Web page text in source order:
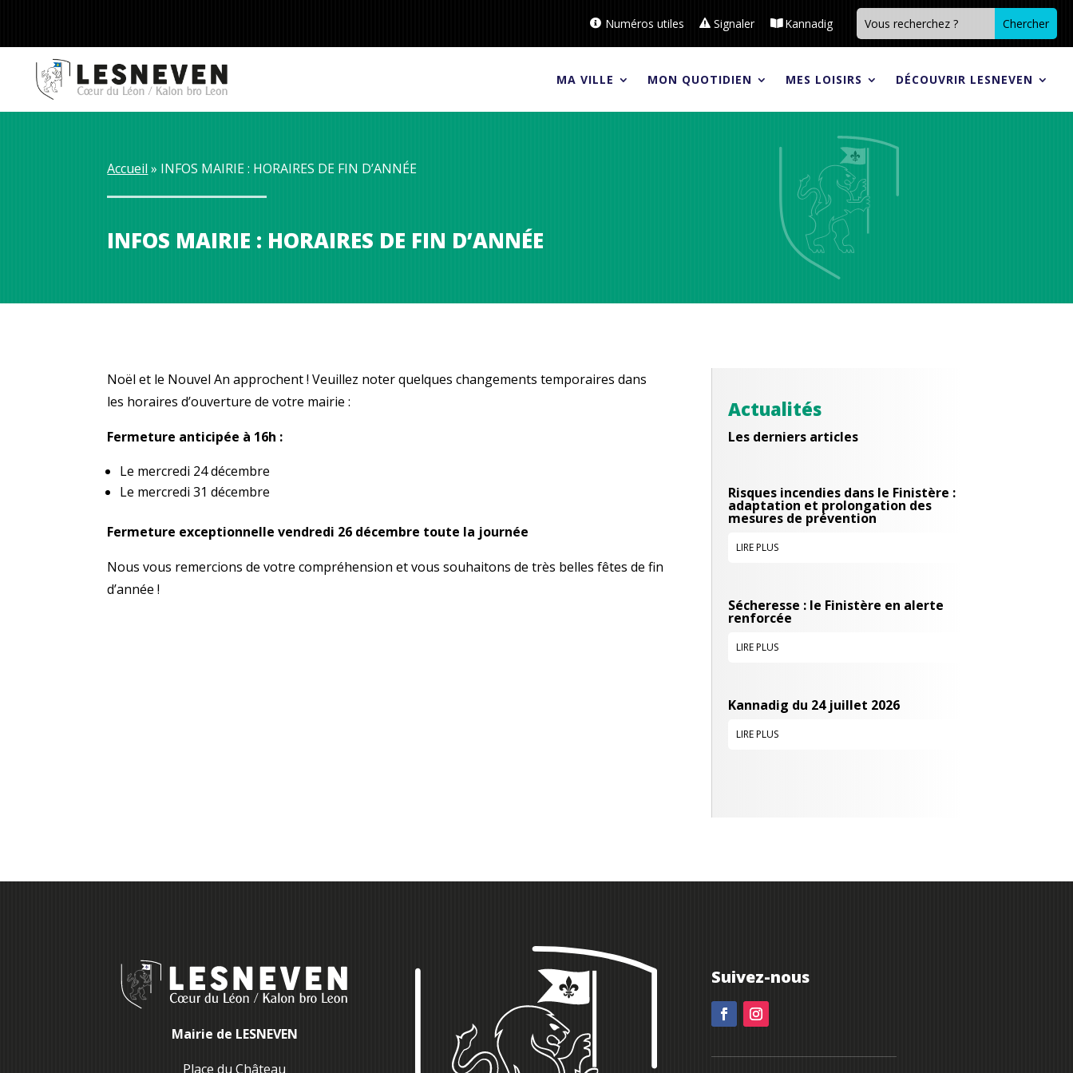
Numéros utiles Signaler Kannadig
MA VILLE MON QUOTIDIEN MES LOISIRS DÉCOUVRIR LESNEVEN
Accueil » INFOS MAIRIE : HORAIRES DE FIN D’ANNÉE
INFOS MAIRIE : HORAIRES DE FIN D’ANNÉE
Noël et le Nouvel An approchent ! Veuillez noter quelques changements temporaires dans
les horaires d’ouverture de votre mairie :
Fermeture anticipée à 16h :
Le mercredi 24 décembre
Le mercredi 31 décembre
Fermeture exceptionnelle vendredi 26 décembre toute la journée
Nous vous remercions de votre compréhension et vous souhaitons de très belles fêtes de fin
d’année !
Actualités
Les derniers articles
Risques incendies dans le Finistère :
adaptation et prolongation des
mesures de prévention
LIRE PLUS
Sécheresse : le Finistère en alerte
renforcée
LIRE PLUS
Kannadig du 24 juillet 2026
LIRE PLUS
Mairie de LESNEVEN
Place du Château
Suivez-nous